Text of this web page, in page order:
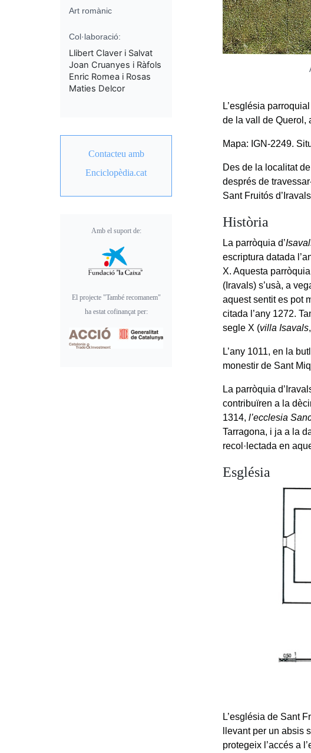
L’església
de la vall de Querol,
Mapa: IGN-2249.
Des de la localitat
després de
Sant Fruitós
Història
La parròquia d’
escriptura datada
X. Aquesta
(Iravals) s’usà, a
aquest sentit es pot
citada l’any 1272.
segle X (villa Isavals
L’any 1011, en la
monestir de Sant
La parròquia
contribuïren a la
1314,l’ecclesia
Tarragona, i ja a la
recol·lectada en
Església
L’església de Sant
llevant per un absis
protegeix l’accés a
Art romànic
Col·laboració:
Llibert Claver i Salvat
Joan Cruanyes i Ràfols
Enric Romea i Rosas
Maties Delcor
Contacteu amb
Enciclopèdia.cat
Amb el suport de:
El projecte "També recomanem"
ha estat cofinançat per: